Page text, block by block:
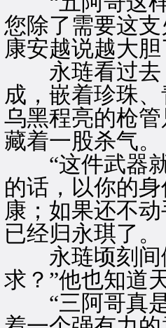
您除了需要这
康安越说越大胆
永琏看过去
成，嵌着珍珠
乌黑程亮的枪
藏着一股杀气。
“这件武器就
的话，以你的
康；如果还不
已经归永琪了。
永琏顷刻间做
求？”他也知道
“三阿哥真是